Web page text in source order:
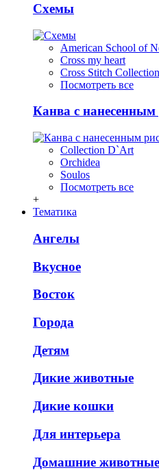
Схемы
American School of
Cross my heart
Cross Stitch Collection
Посмотреть все
Канва с
Collection D`Art
Orchidea
Soulos
Посмотреть все
+
Тематика
Ангелы
Вкусное
Восток
Города
Детям
Дикие животные
Дикие кошки
Для интерьера
Домашние животные